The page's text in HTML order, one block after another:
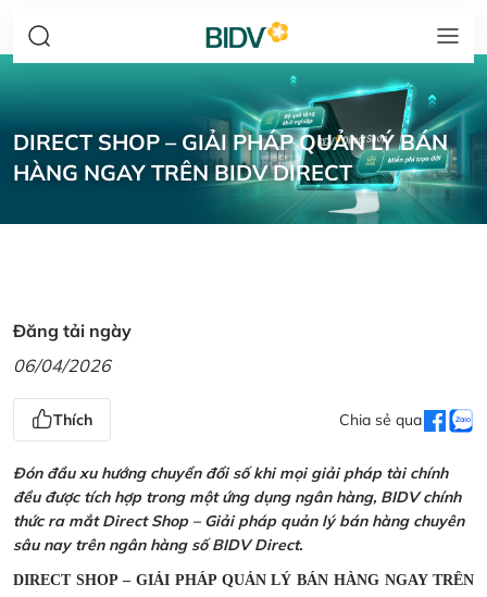
DIRECT SHOP – GIẢI PHÁP QUẢN LÝ BÁN
HÀNG NGAY TRÊN BIDV DIRECT
Đăng tải ngày
06/04/2026
Thích Chia sẻ qua
Đón đầu xu hướng chuyển đổi số khi mọi giải pháp tài chính
đều được tích hợp trong một ứng dụng ngân hàng, BIDV chính
thức ra mắt Direct Shop – Giải pháp quản lý bán hàng chuyên
sâu nay trên ngân hàng số BIDV Direct.
DIRECT SHOP – GIẢI PHÁP QUẢN LÝ BÁN HÀNG NGAY TRÊN